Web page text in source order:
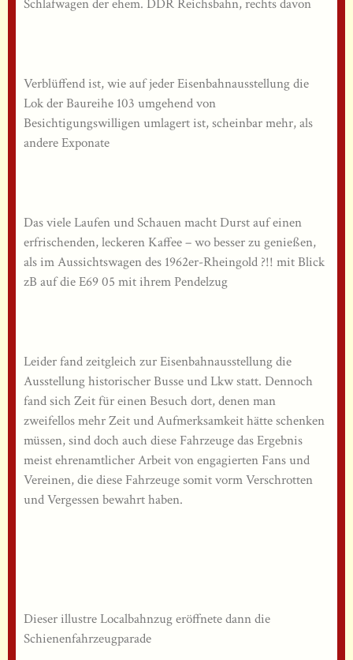
Schlafwagen der ehem. DDR Reichsbahn, rechts davon
Verblüffend ist, wie auf jeder Eisenbahnausstellung die
Lok der Baureihe 103 umgehend von
Besichtigungswilligen umlagert ist, scheinbar mehr, als
andere Exponate
Das viele Laufen und Schauen macht Durst auf einen
erfrischenden, leckeren Kaffee – wo besser zu genießen,
als im Aussichtswagen des 1962er-Rheingold ?!! mit Blick
zB auf die E69 05 mit ihrem Pendelzug
Leider fand zeitgleich zur Eisenbahnausstellung die
Ausstellung historischer Busse und Lkw statt. Dennoch
fand sich Zeit für einen Besuch dort, denen man
zweifellos mehr Zeit und Aufmerksamkeit hätte schenken
müssen, sind doch auch diese Fahrzeuge das Ergebnis
meist ehrenamtlicher Arbeit von engagierten Fans und
Vereinen, die diese Fahrzeuge somit vorm Verschrotten
und Vergessen bewahrt haben.
Dieser illustre Localbahnzug eröffnete dann die
Schienenfahrzeugparade